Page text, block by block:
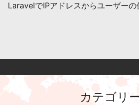
LaravelでIPアドレスからユーザー
カテゴリ